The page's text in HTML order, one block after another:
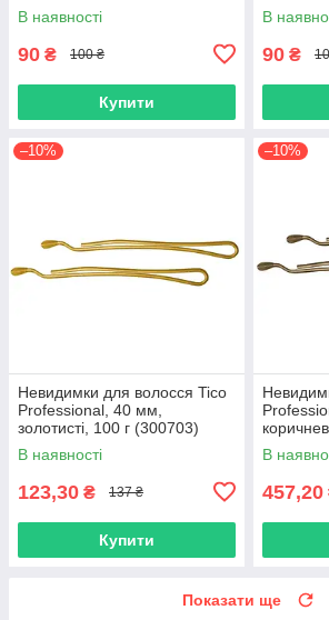
В наявності
90 ₴ 100 ₴
Купити
В
90 ₴
–10%
Невидимки для волосся Tico
Professional, 40 мм,
золотисті, 100 г (300703)
В наявності
123,30 ₴ 137 ₴
Купити
–10%
В
457,20
Показати ще